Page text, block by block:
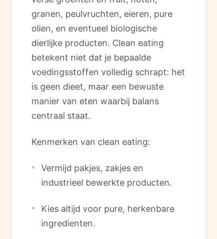
granen, peulvruchten, eieren, pure
olien, en eventueel biologische
dierlijke producten. Clean eating
betekent niet dat je bepaalde
voedingsstoffen volledig schrapt: het
is geen dieet, maar een bewuste
manier van eten waarbij balans
centraal staat.
Kenmerken van clean eating:
Vermijd pakjes, zakjes en
industrieel bewerkte producten.
Kies altijd voor pure, herkenbare
ingredienten.